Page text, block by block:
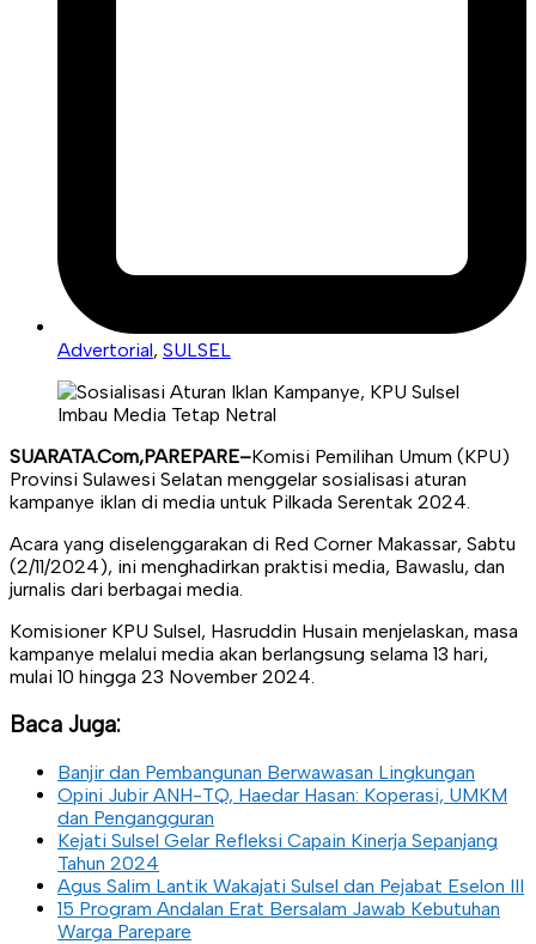
Advertorial, SULSEL
SUARATA.Com,PAREPARE–Komisi Pemilihan Umum (KPU)
Provinsi Sulawesi Selatan menggelar sosialisasi aturan
kampanye iklan di media untuk Pilkada Serentak 2024.
Acara yang diselenggarakan di Red Corner Makassar, Sabtu
(2/11/2024), ini menghadirkan praktisi media, Bawaslu, dan
jurnalis dari berbagai media.
Komisioner KPU Sulsel, Hasruddin Husain menjelaskan, masa
kampanye melalui media akan berlangsung selama 13 hari,
mulai 10 hingga 23 November 2024.
Baca Juga:
Banjir dan Pembangunan Berwawasan Lingkungan
Opini Jubir ANH-TQ, Haedar Hasan: Koperasi, UMKM
dan Pengangguran
Kejati Sulsel Gelar Refleksi Capain Kinerja Sepanjang
Tahun 2024
Agus Salim Lantik Wakajati Sulsel dan Pejabat Eselon III
15 Program Andalan Erat Bersalam Jawab Kebutuhan
Warga Parepare